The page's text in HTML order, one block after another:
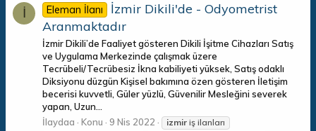
İ Eleman İlanı
İzmir Dikili'de - Odyometrist
Aranmaktadır
İzmir Dikili’de Faaliyet gösteren Dikili İşitme Cihazları Satış
ve Uygulama Merkezinde çalışmak üzere
Tecrübeli/Tecrübesiz İkna kabiliyeti yüksek, Satış odaklı
Diksiyonu düzgün Kişisel bakımına özen gösteren İletişim
becerisi kuvvetli, Güler yüzlü, Güvenilir Mesleğini severek
yapan, Uzun...
İlaydaa
Konu 9 Nis 2022 izmir iş ilanları